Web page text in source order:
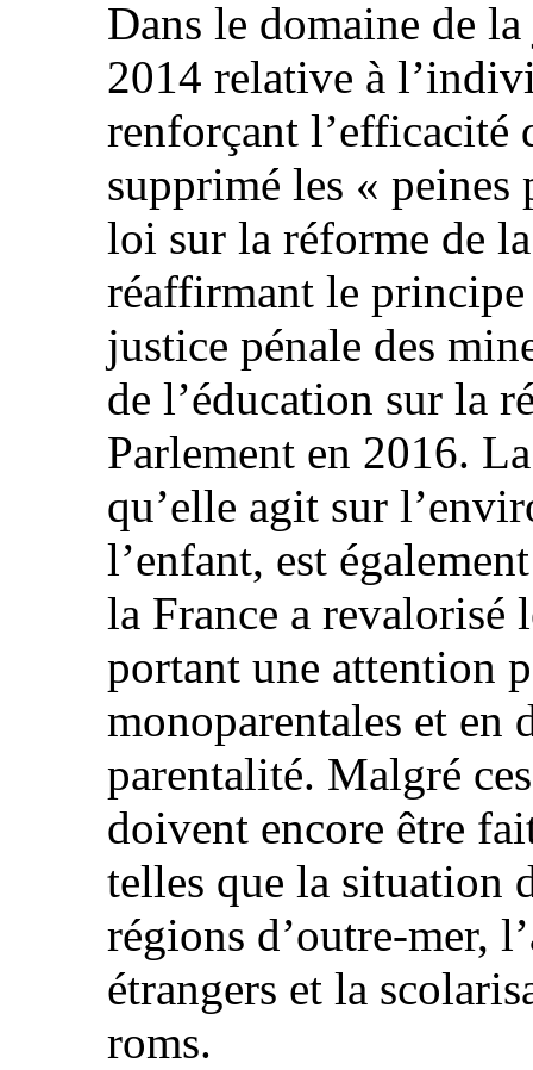
Dans le domaine de
2014 relative à
renforçant l’efficacité
supprimé les « peines
loi sur la réforme de
réaffirmant le
justice pénale des
de l’éducation sur la
Parlement en 2016.
qu’elle agit sur
l’enfant, est
la France a revalorisé
portant une attention
monoparentales et en
parentalité. Malgré
doivent encore être
telles que la situation
régions d’outre-mer,
étrangers et la
roms.